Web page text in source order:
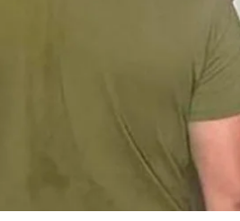
в регионе»
, — говорят в